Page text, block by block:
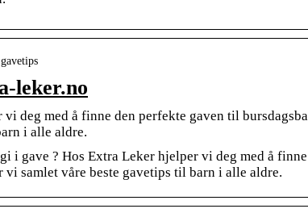
leker.no
deg med å finne den perfekte gaven til
i alle aldre.
i gave ? Hos Extra Leker hjelper vi deg med å
vi samlet våre beste gavetips til barn i alle aldre.